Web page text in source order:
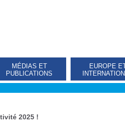
MÉDIAS ET
PUBLICATIONS
EUROPE
2025 !